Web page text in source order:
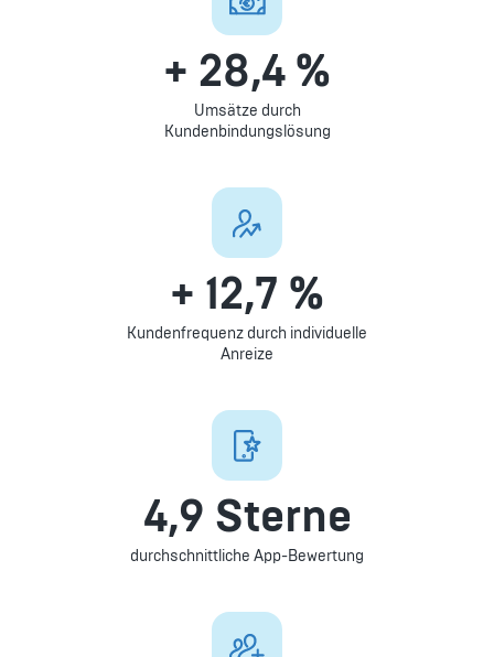
+ 28,4 %
Umsätze durch
Kundenbindungslösung
+ 12,7 %
Kundenfrequenz durch individuelle
Anreize
4,9 Sterne
durchschnittliche App-Bewertung